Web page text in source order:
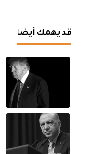
قد يهمك أيضا